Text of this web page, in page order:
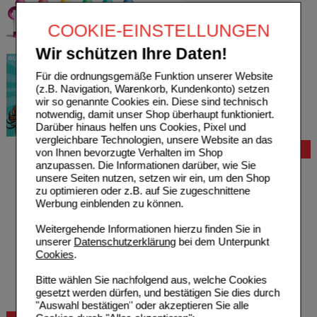
COOKIE-EINSTELLUNGEN
Wir schützen Ihre Daten!
Für die ordnungsgemäße Funktion unserer Website
(z.B. Navigation, Warenkorb, Kundenkonto) setzen
wir so genannte Cookies ein. Diese sind technisch
notwendig, damit unser Shop überhaupt funktioniert.
Darüber hinaus helfen uns Cookies, Pixel und
vergleichbare Technologien, unsere Website an das
von Ihnen bevorzugte Verhalten im Shop
anzupassen. Die Informationen darüber, wie Sie
unsere Seiten nutzen, setzen wir ein, um den Shop
zu optimieren oder z.B. auf Sie zugeschnittene
Werbung einblenden zu können.
Weitergehende Informationen hierzu finden Sie in
unserer Datenschutzerklärungbei dem Unterpunkt
Cookies.
Bitte wählen Sie nachfolgend aus, welche Cookies
gesetzt werden dürfen, und bestätigen Sie dies durch
"Auswahl bestätigen" oder akzeptieren Sie alle
Bestellung
Hilfe zur Anmeldung
Hilfe zum Bestellvorgang
Zahlungsmöglichkeiten
Rezepte einlösen
Freiumschläge downloaden
Auslandsbestellung
Problembehebung
Bestellschein